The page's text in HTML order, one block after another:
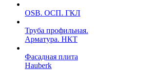
OSB. ОСП. ГКЛ
Труба профильная.
Арматура. НКТ
Фасадная плита
Hauberk